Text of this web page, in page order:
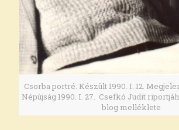
Csorba portré. Készült 1990. I. 12.
Népújság 1990. I. 27. Csefkó Judit
blog melléklete